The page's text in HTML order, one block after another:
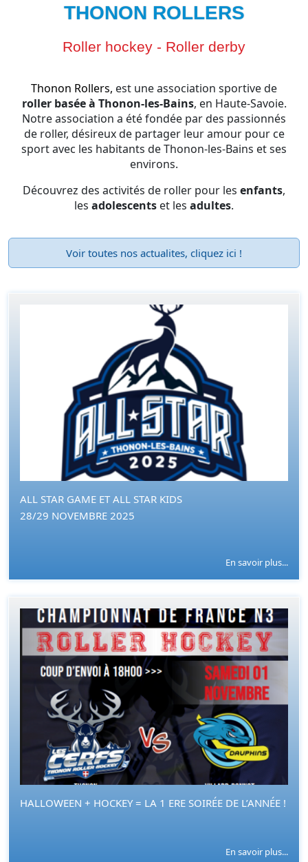
THONON ROLLERS
Roller hockey - Roller derby
Thonon Rollers, est une association sportive de
roller basée à Thonon-les-Bains, en Haute-Savoie.
Notre association a été fondée par des passionnés
de roller, désireux de partager leur amour pour ce
sport avec les habitants de Thonon-les-Bains et ses
environs.
Découvrez des activités de roller pour les enfants,
les adolescents et les adultes.
Voir toutes nos actualites, cliquez ici !
ALL STAR GAME ET ALL STAR KIDS
28/29 NOVEMBRE 2025
En savoir plus...
HALLOWEEN + HOCKEY = LA 1 ERE SOIRÉE DE L’ANNÉE !
En savoir plus...